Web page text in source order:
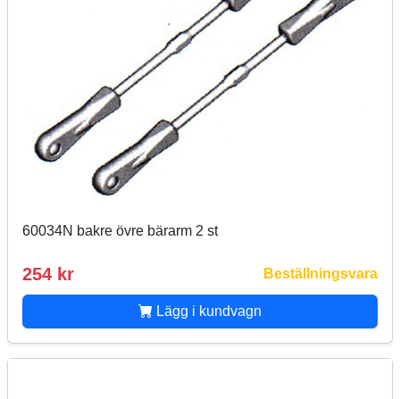
60034N bakre övre bärarm 2 st
254 kr Beställningsvara
Lägg i kundvagn